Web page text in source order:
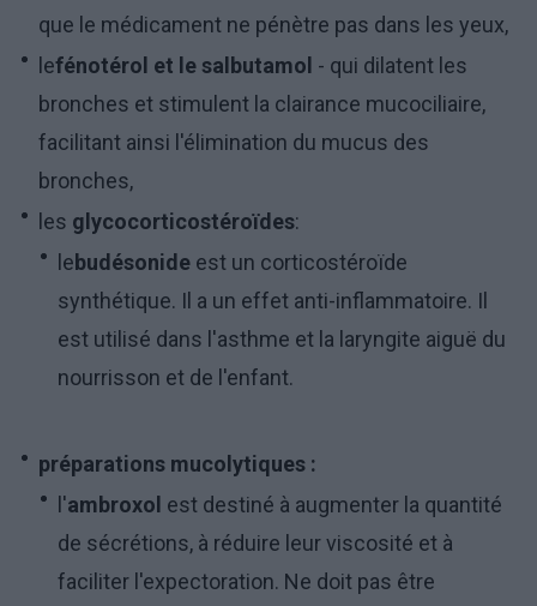
que le médicament ne pénètre pas dans les yeux,
lefénotérol et le salbutamol - qui dilatent les
bronches et stimulent la clairance mucociliaire,
facilitant ainsi l'élimination du mucus des
bronches,
les glycocorticostéroïdes:
lebudésonide est un corticostéroïde
synthétique. Il a un effet anti-inflammatoire. Il
est utilisé dans l'asthme et la laryngite aiguë du
nourrisson et de l'enfant.
préparations mucolytiques :
l'ambroxol est destiné à augmenter la quantité
de sécrétions, à réduire leur viscosité et à
faciliter l'expectoration. Ne doit pas être